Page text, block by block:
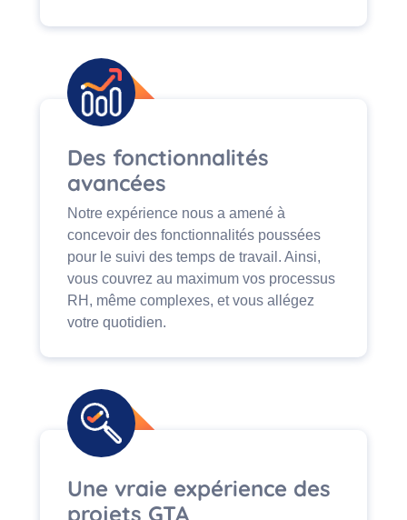
Des fonctionnalités
avancées
Notre expérience nous a amené à
concevoir des fonctionnalités poussées
pour le suivi des temps de travail. Ainsi,
vous couvrez au maximum vos processus
RH, même complexes, et vous allégez
votre quotidien.
Une vraie expérience des
projets GTA